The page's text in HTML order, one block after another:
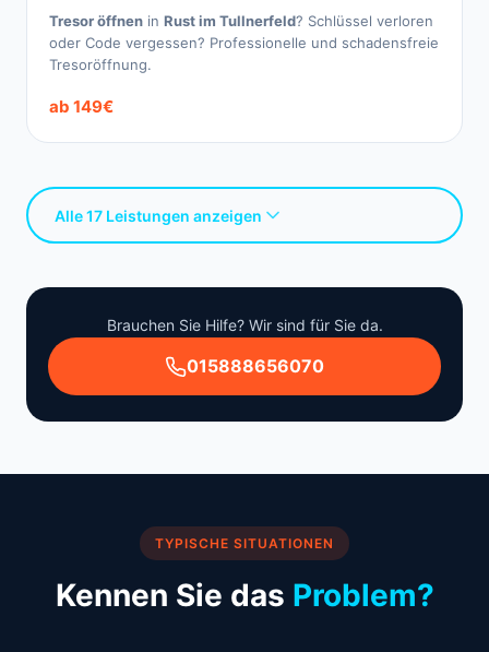
Tresor öffnen in Rust im Tullnerfeld? Schlüssel verloren
oder Code vergessen? Professionelle und schadensfreie
Tresoröffnung.
ab 149€
Alle 17 Leistungen anzeigen
Brauchen Sie Hilfe? Wir sind für Sie da.
015888656070
TYPISCHE SITUATIONEN
Kennen Sie das Problem?